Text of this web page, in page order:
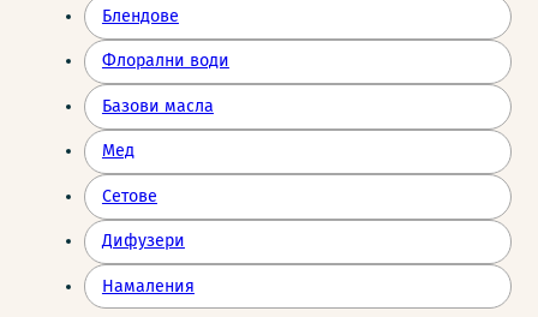
Блендове
Флорални води
Базови масла
Мед
Сетове
Дифузери
Намаления